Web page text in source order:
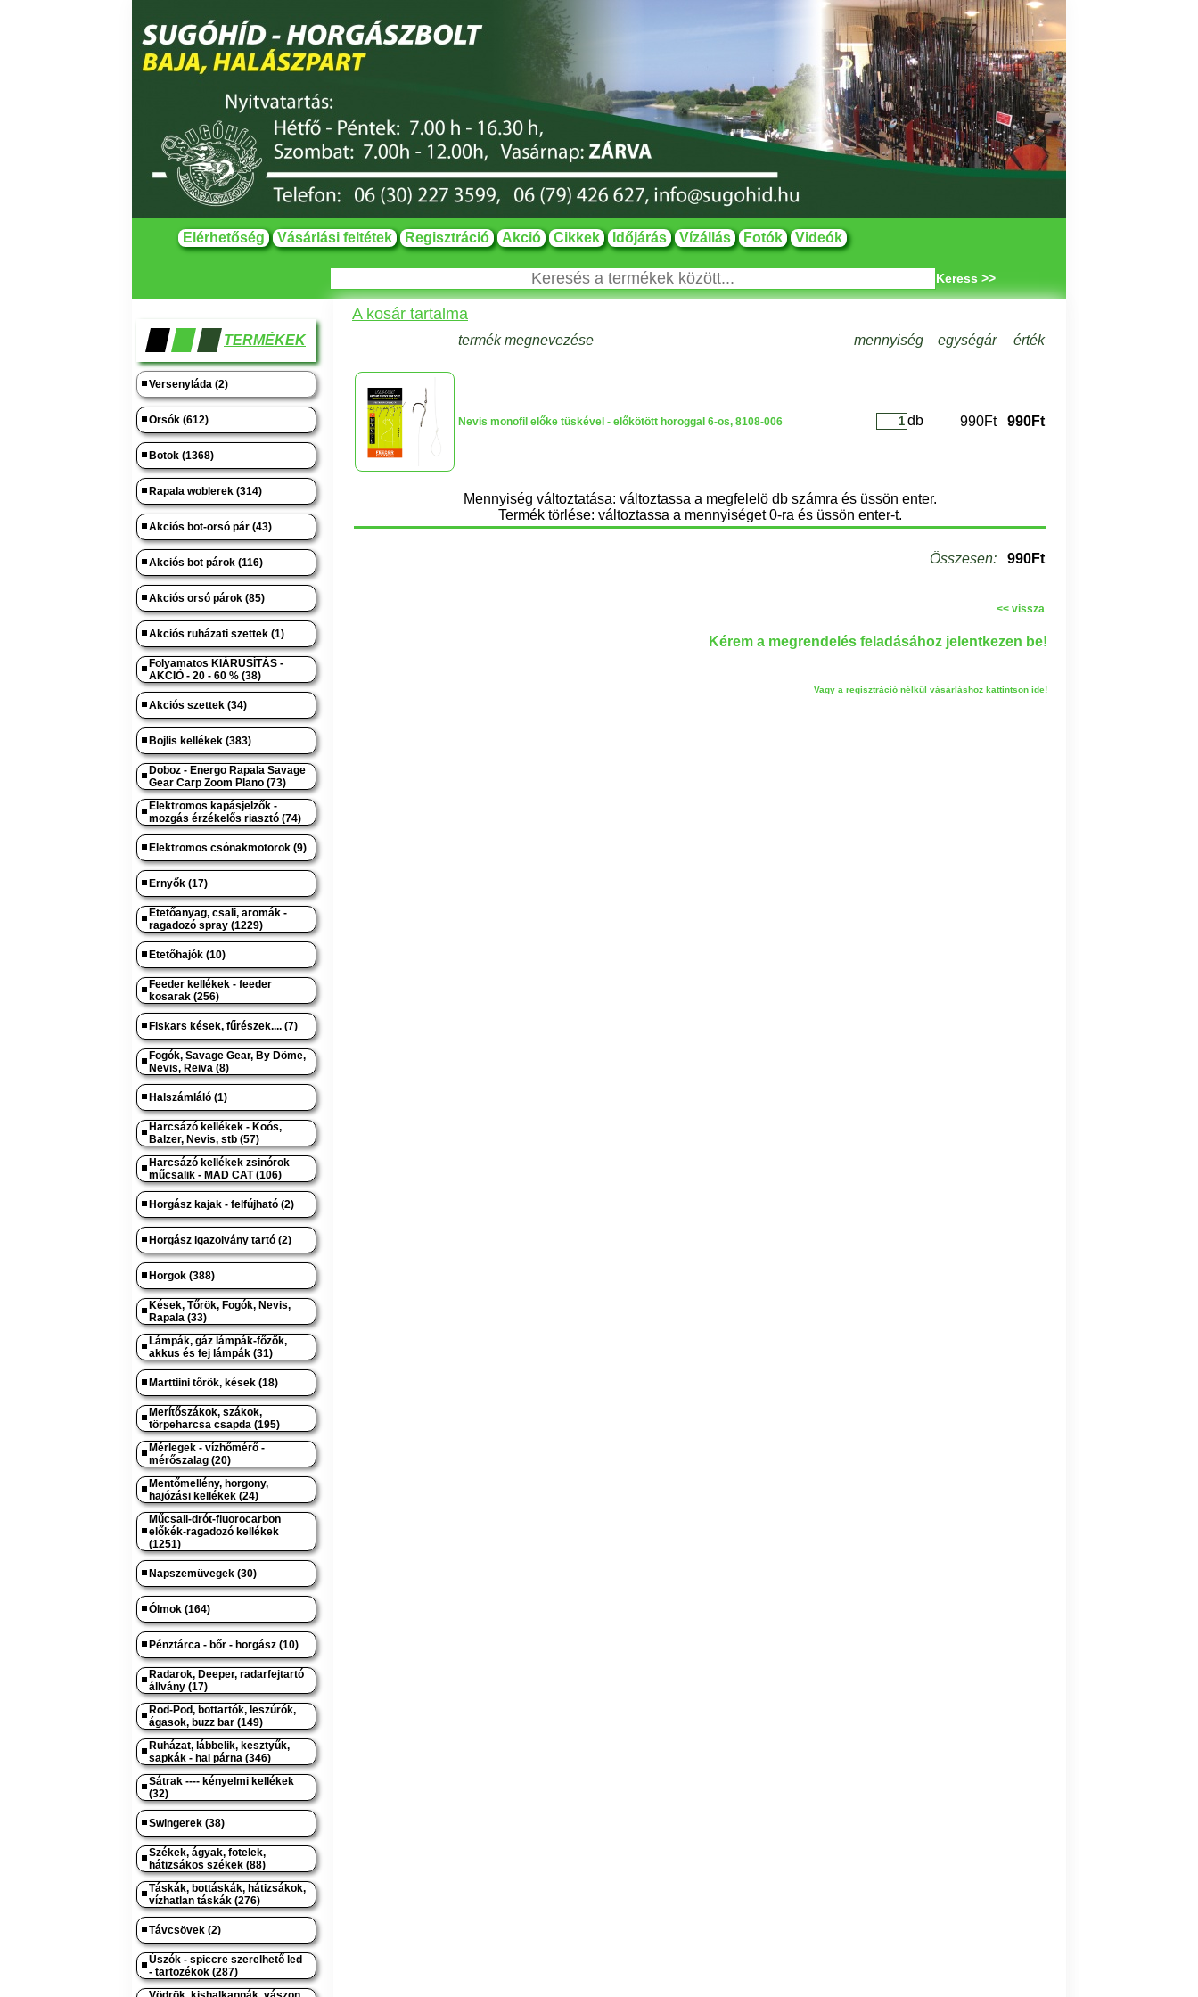
Elérhetőség Vásárlási feltétek Regisztráció Akció Cikkek Időjárás Vízállás Fotók Videók
Keress >>
TERMÉKEK
Versenyláda (2)
Orsók (612)
Botok (1368)
Rapala woblerek (314)
Akciós bot-orsó pár (43)
Akciós bot párok (116)
Akciós orsó párok (85)
Akciós ruházati szettek (1)
Folyamatos KIÁRUSÍTÁS -
AKCIÓ - 20 - 60 % (38)
Akciós szettek (34)
Bojlis kellékek (383)
Doboz - Energo Rapala Savage
Gear Carp Zoom Plano (73)
Elektromos kapásjelzők -
mozgás érzékelős riasztó (74)
Elektromos csónakmotorok (9)
Ernyők (17)
Etetőanyag, csali, aromák -
ragadozó spray (1229)
Etetőhajók (10)
Feeder kellékek - feeder
kosarak (256)
Fiskars kések, fűrészek.... (7)
Fogók, Savage Gear, By Döme,
Nevis, Reiva (8)
Halszámláló (1)
Harcsázó kellékek - Koós,
Balzer, Nevis, stb (57)
Harcsázó kellékek zsinórok
műcsalik - MAD CAT (106)
Horgász kajak - felfújható (2)
Horgász igazolvány tartó (2)
Horgok (388)
Kések, Tőrök, Fogók, Nevis,
Rapala (33)
Lámpák, gáz lámpák-főzők,
akkus és fej lámpák (31)
Marttiini tőrök, kések (18)
Merítőszákok, szákok,
törpeharcsa csapda (195)
Mérlegek - vízhőmérő -
mérőszalag (20)
Mentőmellény, horgony,
hajózási kellékek (24)
Műcsali-drót-fluorocarbon
előkék-ragadozó kellékek
(1251)
Napszemüvegek (30)
Ólmok (164)
Pénztárca - bőr - horgász (10)
Radarok, Deeper, radarfejtartó
állvány (17)
Rod-Pod, bottartók, leszúrók,
ágasok, buzz bar (149)
Ruházat, lábbelik, kesztyűk,
sapkák - hal párna (346)
Sátrak ---- kényelmi kellékek
(32)
Swingerek (38)
Székek, ágyak, fotelek,
hátizsákos székek (88)
Táskák, bottáskák, hátizsákok,
vízhatlan táskák (276)
Távcsövek (2)
Úszók - spiccre szerelhető led
- tartozékok (287)
A kosár tartalma
termék megnevezése mennyiség egységár érték
Nevis monofil előke tüskével - előkötött horoggal 6-os, 8108-006 db 990Ft 990Ft
Mennyiség változtatása: változtassa a megfelelö db számra és üssön enter.
Termék törlése: változtassa a mennyiséget 0-ra és üssön enter-t.
Összesen: 990Ft
<< vissza
Kérem a megrendelés feladásához jelentkezen be!
Vagy a regisztráció nélkül vásárláshoz kattintson ide!